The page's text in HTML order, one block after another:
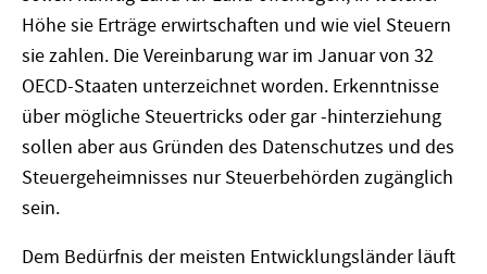
Höhe sie Erträge erwirtschaften und wie viel Steuern
sie zahlen. Die Vereinbarung war im Januar von 32
OECD-Staaten unterzeichnet worden. Erkenntnisse
über mögliche Steuertricks oder gar -hinterziehung
sollen aber aus Gründen des Datenschutzes und des
Steuergeheimnisses nur Steuerbehörden zugänglich
sein.
Dem Bedürfnis der meisten Entwicklungsländer läuft